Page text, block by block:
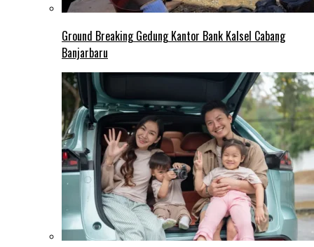
Ground Breaking Gedung Kantor Bank Kalsel Cabang
Banjarbaru